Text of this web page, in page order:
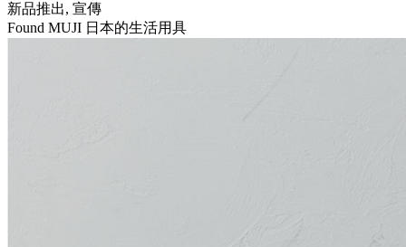
新品推出, 宣傳
Found MUJI 日本的生活用具